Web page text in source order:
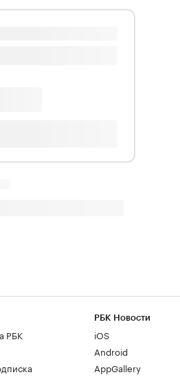
РБК
РБК Новости
iOS
Android
AppGallery